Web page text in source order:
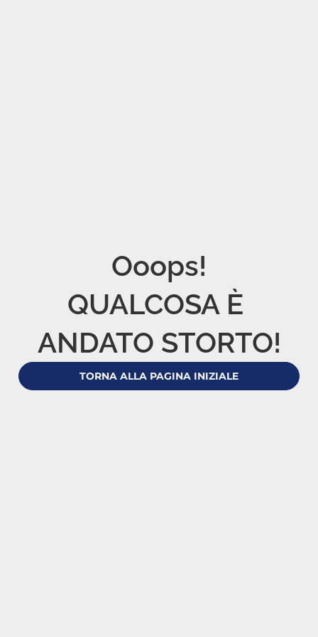
Ooops!
QUALCOSA È
ANDATO STORTO!
TORNA ALLA PAGINA INIZIALE